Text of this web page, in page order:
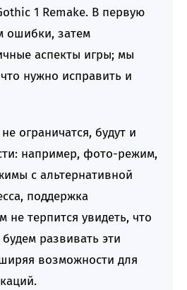
1 Remake. В первую
ошибки, затем
аспекты игры; мы
нужно исправить и
ограничатся, будут и
например, фото-режим,
с альтернативной
поддержка
терпится увидеть, что
развивать эти
возможности для